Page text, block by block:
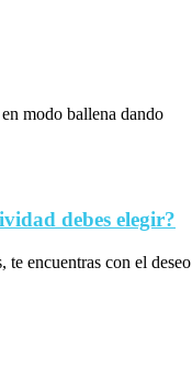
modo ballena dando
debes elegir?
encuentras con el deseo